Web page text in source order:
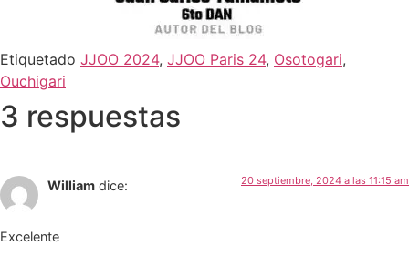
Etiquetado JJOO 2024, JJOO Paris 24, Osotogari,
Ouchigari
3 respuestas
William dice: 20 septiembre, 2024 a las 11:15 am
Excelente